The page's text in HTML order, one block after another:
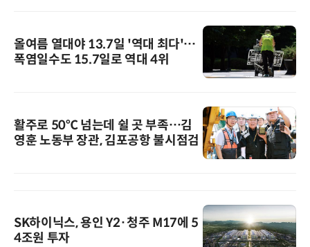
올여름 열대야 13.7일 '역대 최다'…
폭염일수도 15.7일로 역대 4위
활주로 50℃ 넘는데 쉴 곳 부족…김
영훈 노동부 장관, 김포공항 불시점검
SK하이닉스, 용인 Y2·청주 M17에 5
4조원 투자